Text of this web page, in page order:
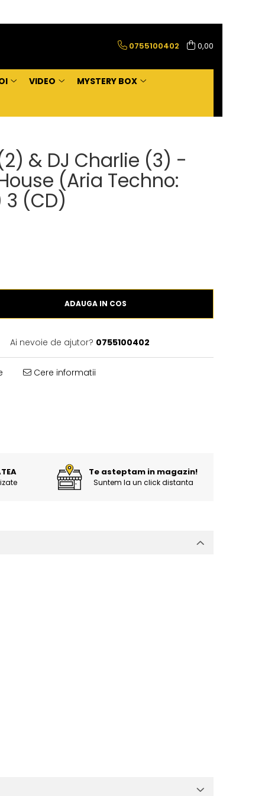
0755100402 0,00
VIDEO MYSTERY BOX
& DJ Charlie (3) -
(Aria Techno:
(CD)
ADAUGA IN COS
Ai nevoie de ajutor? 0755100402
Cere informatii
Te asteptam in magazin!
Suntem la un click distanta